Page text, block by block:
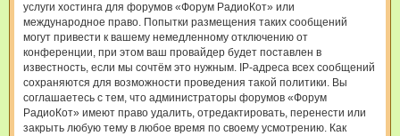
услуги хостинга для форумов «Форум РадиоКот» или
международное право. Попытки размещения таких сообщений
могут привести к вашему немедленному отключению от
конференции, при этом ваш провайдер будет поставлен в
известность, если мы сочтём это нужным. IP-адреса всех сообщений
сохраняются для возможности проведения такой политики. Вы
соглашаетесь с тем, что администраторы форумов «Форум
РадиоКот» имеют право удалить, отредактировать, перенести или
закрыть любую тему в любое время по своему усмотрению. Как